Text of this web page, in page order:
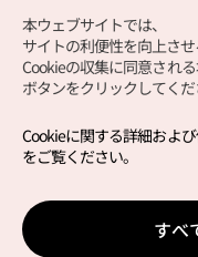
Copyright (c) Korea
サイトエラー報告公
japanese@knto.or.kr
本ウェブサイトでは、
サイトの利便性を向上さ
Cookieの収集に同意される
ボタンをクリックしてくだ
Cookieに関する詳細およ
をご覧ください。
すべ